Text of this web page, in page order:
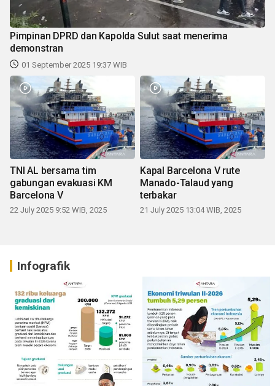
Pimpinan DPRD dan Kapolda Sulut saat menerima
demonstran
01 September 2025 19:37 WIB
TNI AL bersama tim
gabungan evakuasi KM
Barcelona V
22 July 2025 9:52 WIB, 2025
Kapal Barcelona V rute
Manado-Talaud yang
terbakar
21 July 2025 13:04 WIB, 2025
Infografik